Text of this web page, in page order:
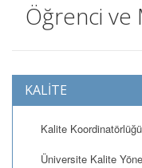
Öğrenci ve
KALİTE
Kalite Koordinatörlüğü
Üniversite Kalite